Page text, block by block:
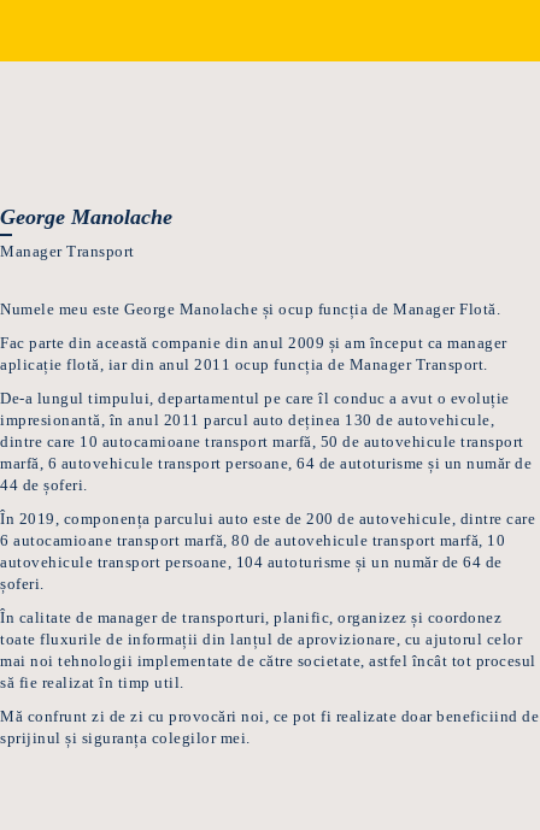
George Manolache
Manager Transport
Numele meu este George Manolache și ocup funcția de Manager Flotă.
Fac parte din această companie din anul 2009 și am început ca manager
aplicație flotă, iar din anul 2011 ocup funcția de Manager Transport.
De-a lungul timpului, departamentul pe care îl conduc a avut o evoluție
impresionantă, în anul 2011 parcul auto deținea 130 de autovehicule,
dintre care 10 autocamioane transport marfă, 50 de autovehicule transport
marfă, 6 autovehicule transport persoane, 64 de autoturisme și un număr de
44 de șoferi.
În 2019, componența parcului auto este de 200 de autovehicule, dintre care
6 autocamioane transport marfă, 80 de autovehicule transport marfă, 10
autovehicule transport persoane, 104 autoturisme și un număr de 64 de
șoferi.
În calitate de manager de transporturi, planific, organizez și coordonez
toate fluxurile de informații din lanțul de aprovizionare, cu ajutorul celor
mai noi tehnologii implementate de către societate, astfel încât tot procesul
să fie realizat în timp util.
Mă confrunt zi de zi cu provocări noi, ce pot fi realizate doar beneficiind de
sprijinul și siguranța colegilor mei.